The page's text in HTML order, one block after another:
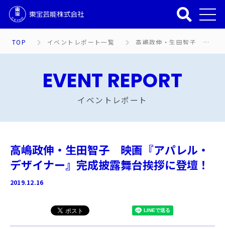
TOP イベントレポート一覧 高嶋政伸・生田智子 映画『アパレル・デザイナー』完成披露舞台挨拶に登壇！
EVENT REPORT
イベントレポート
高嶋政伸・生田智子 映画『アパレル・
デザイナー』完成披露舞台挨拶に登壇！
2019.12.16